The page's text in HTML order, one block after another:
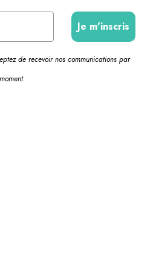
Je m'inscris
de recevoir nos communications par